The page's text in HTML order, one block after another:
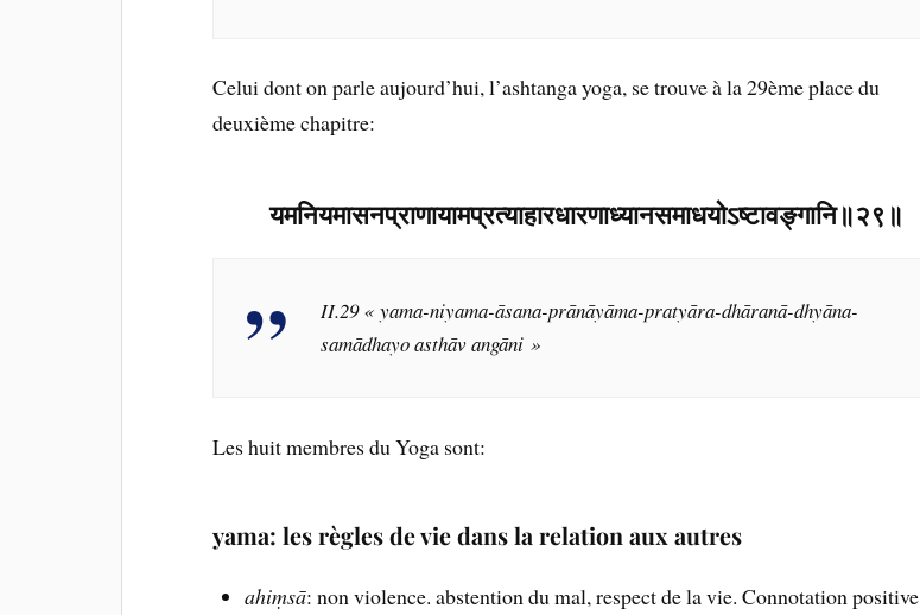
Celui dont on parle aujourd’hui, l’ashtanga yoga, se trouve à la 29ème place du
deuxième chapitre:
यमनियमासनप्राणायामप्रत्याहारधारणाध्यानसमाधयोऽष्टावङ्गानि॥२९॥
II.29 « yama-niyama-āsana-prānāyāma-pratyāra-dhāranā-dhyāna-
samādhayo asthāv angāni »
Les huit membres du Yoga sont:
yama: les règles de vie dans la relation aux autres
ahiṃsā: non violence. abstention du mal, respect de la vie. Connotation positive